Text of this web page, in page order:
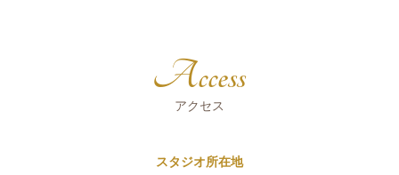
Access
アクセス
スタジオ所在地